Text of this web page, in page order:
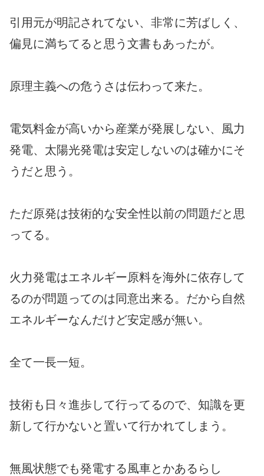
引用元が明記されてない、非常に芳ばしく、
偏見に満ちてると思う文書もあったが。
原理主義への危うさは伝わって来た。
電気料金が高いから産業が発展しない、風力
発電、太陽光発電は安定しないのは確かにそ
うだと思う。
ただ原発は技術的な安全性以前の問題だと思
ってる。
火力発電はエネルギー原料を海外に依存して
るのが問題ってのは同意出来る。だから自然
エネルギーなんだけど安定感が無い。
全て一長一短。
技術も日々進歩して行ってるので、知識を更
新して行かないと置いて行かれてしまう。
無風状態でも発電する風車とかあるらし